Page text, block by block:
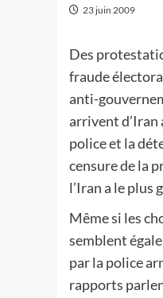
23 juin 2009
Des
fraude
anti-
arrivent d’Iran
police et la
censure de la
l’Iran a le plus
Même si les
semblent
par la police
rapports